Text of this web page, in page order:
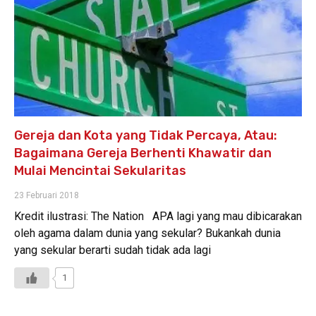
Gereja dan Kota yang Tidak Percaya, Atau:
Bagaimana Gereja Berhenti Khawatir dan
Mulai Mencintai Sekularitas
23 Februari 2018
Kredit ilustrasi: The Nation APA lagi yang mau dibicarakan
oleh agama dalam dunia yang sekular? Bukankah dunia
yang sekular berarti sudah tidak ada lagi
1